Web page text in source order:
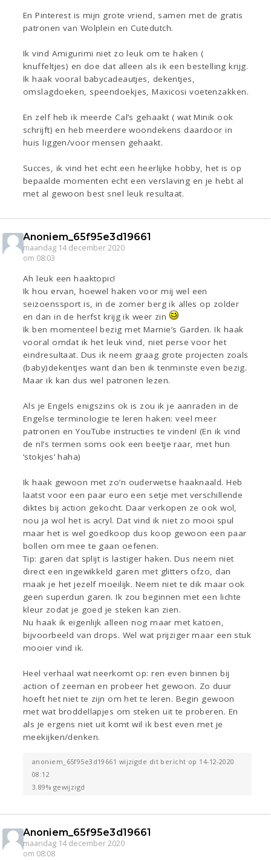
En Pinterest is mijn grote vriend, samen met de gratis
patronen van Wolplein en Cutedutch.
Ik vind Amigurimi niet zo leuk om te haken (
knuffeltjes) en doe dat alleen als ik een bestelling krijg.
Ik haak vooral babycadeautjes, dekentjes,
omslagdoeken, speendoekjes, Maxicosi voetenzakken.
En zelf heb ik meerde Cal’s gehaakt ( wat Minik ook
schrijft) en heb meerdere woondekens daardoor in
huis liggen/voor mensen gehaakt.
Succes, ik vind het echt een heerlijke hobby, het is op
bepaalde momenten echt een verslaving en je hebt al
met al gewoon best snel leuk resultaat.
Anoniem_65f95e3d19661
maandag 14 december 2020
om 08:03
Ah leuk een haaktopic!
Ik hou ervan, hoewel haken voor mij wel een
seizoenssport is, in de zomer berg ik alles op zolder
en dan in de herfst krijg ik weer zin
Ik ben momenteel bezig met Marnie’s Garden. Ik haak
vooral omdat ik het leuk vind, niet perse voor het
eindresultaat. Dus ik neem graag grote projecten zoals
(baby)dekentjes want dan ben ik tenminste even bezig.
Maar ik kan dus wel patronen lezen.
Als je Engels enigszins ok is zou ik je aanraden in de
Engelse terminologie te leren haken: veel meer
patronen en YouTube instructies te vinden! (En ik vind
de nl’s termen soms ook een beetje raar, met hun
‘stokjes’ haha)
Ik haak gewoon met zo’n ouderwetse haaknaald. Heb
laatst voor een paar euro een setje met verschillende
diktes bij action gekocht. Daar verkopen ze ook wol,
nou ja wol het is acryl. Dat vind ik niet zo mooi spul
maar het is wel goedkoop dus koop gewoon een paar
bollen om mee te gaan oefenen.
Tip: garen dat splijt is lastiger haken. Dus neem niet
direct een ingewikkeld garen met glitters ofzo, dan
maak je het jezelf moeilijk. Neem niet te dik maar ook
geen superdun garen. Ik zou beginnen met een lichte
kleur zodat je goed je steken kan zien.
Nu haak ik eigenlijk alleen nog maar met katoen,
bijvoorbeeld van drops. Wel wat prijziger maar een stuk
mooier vind ik.
Heel verhaal wat neerkomt op: ren even binnen bij
action of zeeman en probeer het gewoon. Zo duur
hoeft het niet te zijn om het te leren. Begin gewoon
met wat broddellapjes om steken uit te proberen. En
als je ergens niet uit komt wil ik best even met je
meekijken/denken.
anoniem_65f95e3d19661 wijzigde dit bericht op 14-12-2020
08:12
3.89% gewijzigd
Anoniem_65f95e3d19661
maandag 14 december 2020
om 08:08